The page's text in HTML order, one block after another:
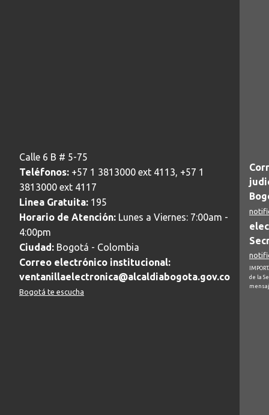
Calle 6 B # 5-75
Teléfonos: +57 1 3813000 ext 4113, +57 1
3813000 ext 4117
Linea Gratuita: 195
Horario de Atención: Lunes a Viernes: 7:00am -
4:00pm
Ciudad: Bogotá - Colombia
Correo electrónico institucional:
ventanillaelectronica@alcaldiabogota.gov.co
Bogotá te escucha
de la